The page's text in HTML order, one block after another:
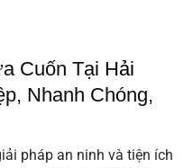
Cuốn Tại Hải
Nhanh Chóng,
pháp an ninh và tiện ích